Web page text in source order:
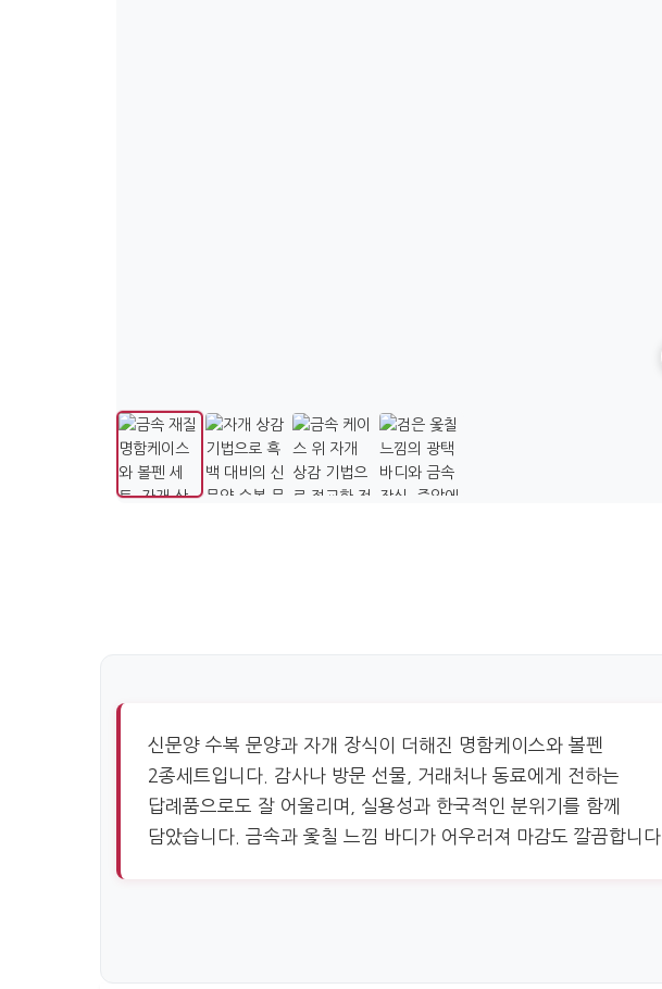
신문양 수복 문양과 자개 장식이 더해진 명함케이스와 볼펜
2종세트입니다. 감사나 방문 선물, 거래처나 동료에게 전하는
답례품으로도 잘 어울리며, 실용성과 한국적인 분위기를 함께
담았습니다. 금속과 옻칠 느낌 바디가 어우러져 마감도 깔끔합니다.